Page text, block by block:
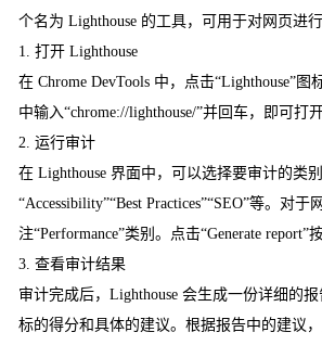
个名为 Lighthouse 的工具，可用于对网页进
1. 打开 Lighthouse
在 Chrome DevTools 中，点击“Lighthouse”图
中输入“chrome://lighthouse/”并回车，即可打
2. 运行审计
在 Lighthouse 界面中，可以选择要审计的类别
“Accessibility”“Best Practices”“SEO”等。对
注“Performance”类别。点击“Generate report”
3. 查看审计结果
审计完成后，Lighthouse 会生成一份详细的
标的得分和具体的建议。根据报告中的建议